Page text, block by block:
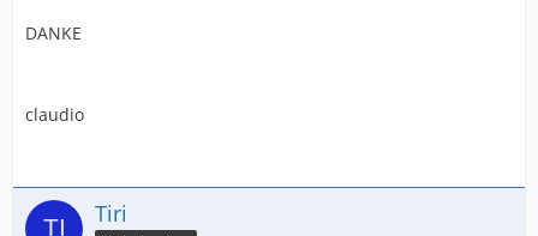
DANKE
claudio
Tiri